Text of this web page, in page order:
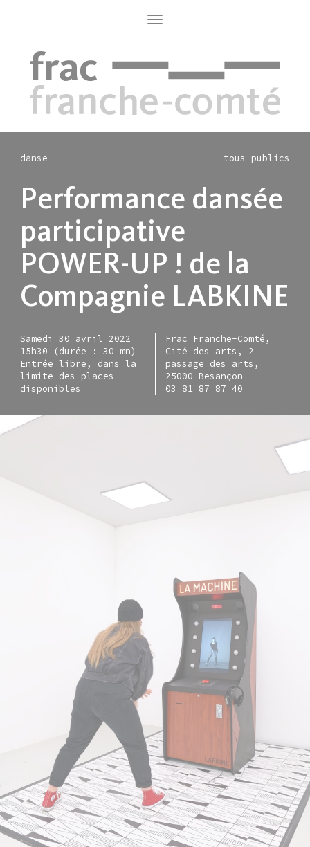
Toggle
navigation
danse tous publics
Performance dansée
participative
POWER-UP ! de la
Compagnie LABKINE
Samedi 30 avril 2022
15h30 (durée : 30 mn)
Entrée libre, dans la
limite des places
disponibles
Frac Franche-Comté,
Cité des arts, 2
passage des arts,
25000 Besançon
03 81 87 87 40